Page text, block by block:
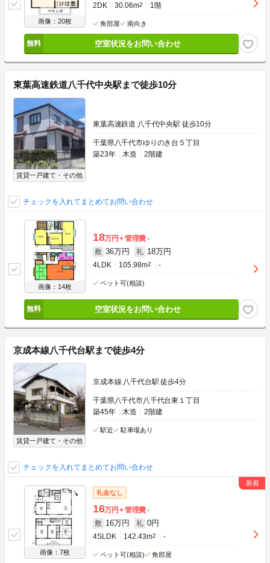
画像：20枚
2DK 30.06m2 1階
角部屋 南向き
空室状況をお問い合わせ
東葉高速鉄道八千代中央駅まで徒歩10分
賃貸一戸建て・その他
東葉高速鉄道 八千代中央駅 徒歩10分
千葉県八千代市ゆりのき台５丁目
築23年
木造 2階建
チェックを入れてまとめてお問い合わせ
画像：14枚
18万円 管理費-
敷 36万円 礼 18万円
4LDK 105.98m2 -
ペット可(相談)
空室状況をお問い合わせ
京成本線八千代台駅まで徒歩4分
賃貸一戸建て・その他
京成本線 八千代台駅 徒歩4分
千葉県八千代市八千代台東１丁目
築45年
木造 2階建
駅近 駐車場あり
チェックを入れてまとめてお問い合わせ
画像：7枚
礼金なし
16万円 管理費-
敷 16万円 礼 0円
4SLDK 142.43m2 -
ペット可(相談) 角部屋